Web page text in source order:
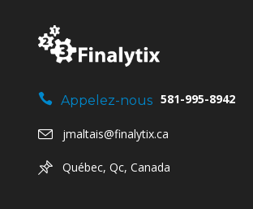
Appelez-nous 581-995-8942
jmaltais@finalytix.ca
Québec, Qc, Canada